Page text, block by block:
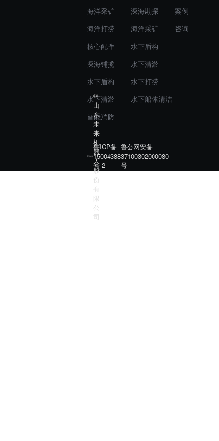
海洋采矿
海洋打捞
核心配件
深海铺揽
水下盾构
水下清淤
智能消防
深海勘探
海洋采矿
水下盾构
水下清淤
水下打捞
水下船体清洁
案例
咨询
©
山
东
未
来
机
器
人
股
份
有
限
公
司
鲁ICP备
15004388
号-2
鲁公网安备
37100302000080
号